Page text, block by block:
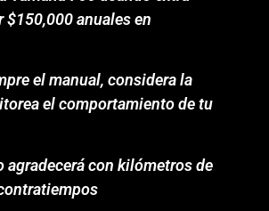
$150,000 anuales en
el manual, considera la
el comportamiento de tu
agradecerá con kilómetros de